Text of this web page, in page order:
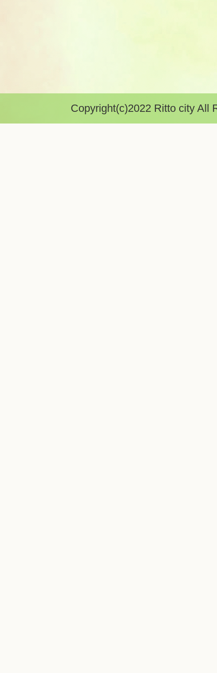
Copyright(c)2022 Ritto city All